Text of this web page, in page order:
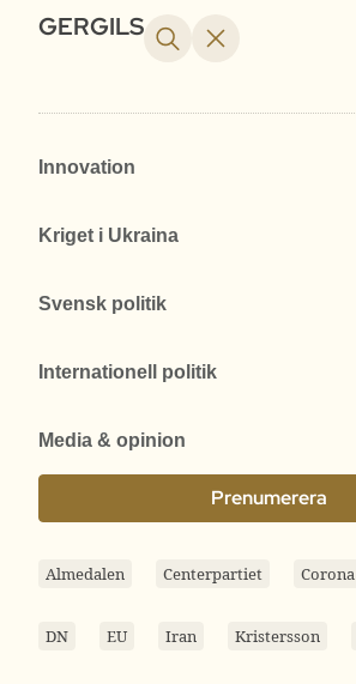
GERGILS
Innovation
Kriget i Ukraina
Svensk politik
Internationell politik
Media & opinion
Prenumerera
Almedalen Centerpartiet Corona
DN EU Iran Kristersson